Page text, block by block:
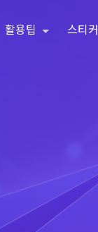
활용팁 스티커